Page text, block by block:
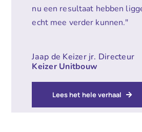
nu een resultaat hebben
echt mee verder kunnen."
Jaap de Keizer jr. Directeur
Keizer Unitbouw
Lees het hele verhaal